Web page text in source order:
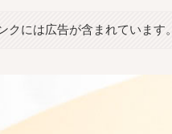
クには広告が含まれています。